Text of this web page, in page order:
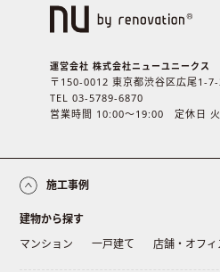
運営会社 株式会社ニューユニークス
〒150-0012 東京都渋谷区広尾1-
TEL 03-5789-6870
営業時間 10:00〜19:00 定休日 火
施工事例
建物から探す
マンション
一戸建て 店舗・オフィ